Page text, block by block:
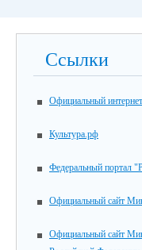
Ссылки
Официальный
Культура.рф
Федеральный портал
Официальный сайт
Официальный сайт